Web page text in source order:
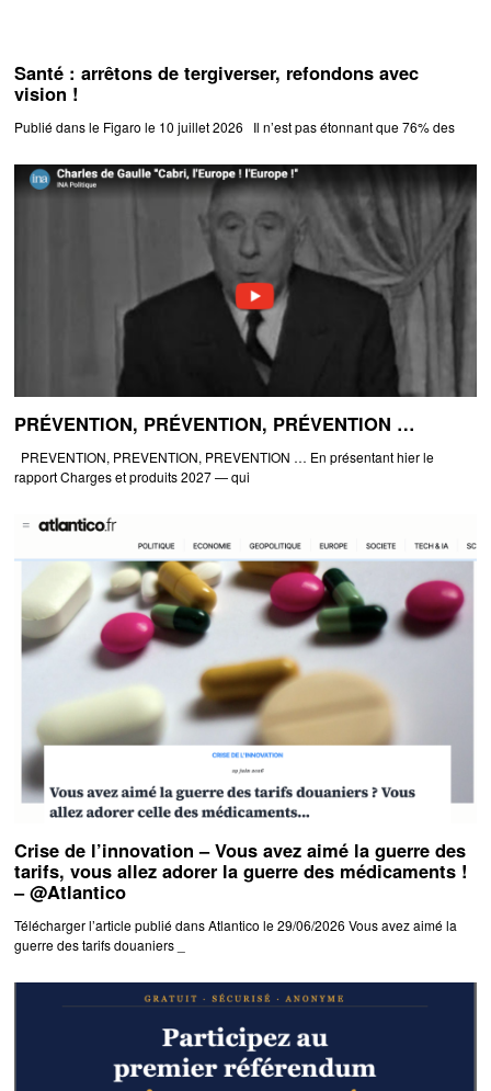
Santé : arrêtons de tergiverser, refondons avec
vision !
Publié dans le Figaro le 10 juillet 2026 Il n’est pas étonnant que 76% des
PRÉVENTION, PRÉVENTION, PRÉVENTION …
PREVENTION, PREVENTION, PREVENTION … En présentant hier le
rapport Charges et produits 2027 — qui
Crise de l’innovation – Vous avez aimé la guerre des
tarifs, vous allez adorer la guerre des médicaments !
– @Atlantico
Télécharger l’article publié dans Atlantico le 29/06/2026 Vous avez aimé la
guerre des tarifs douaniers _